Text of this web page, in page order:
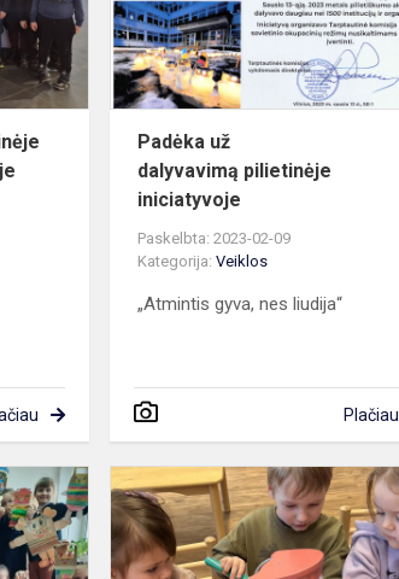
muziejaus
edukacijoje
Padėka už
dalyvavimą pilietinėje
iniciatyvoje
Paskelbta: 2023-02-09
Kategorija:Veiklos
„Atmintis gyva, nes liudija“
Plačiau
1
ir
3
klasės